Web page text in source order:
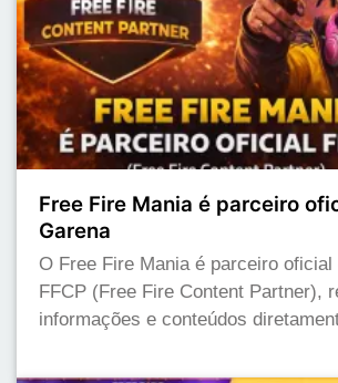
Free Fire Mania é parceiro
Garena
O Free Fire Mania é parceiro oficial
FFCP (Free Fire Content Partner),
informações e conteúdos